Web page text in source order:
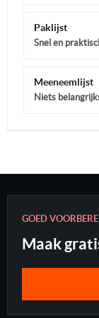
Paklijst
Snel en
Meeneemlijst
Niets
GOED
Maak